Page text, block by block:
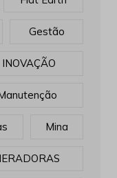
Gestão
INOVAÇÃO
Mina